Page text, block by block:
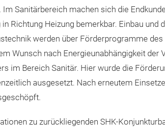
Sanitärbereich machen sich die
Richtung Heizung bemerkbar. Einbau und
werden über Förderprogramme
Wunsch nach Energieunabhängigkeit der
im Bereich Sanitär. Hier wurde die
ausgesetzt. Nach erneutem
zu zurückliegenden SHK-